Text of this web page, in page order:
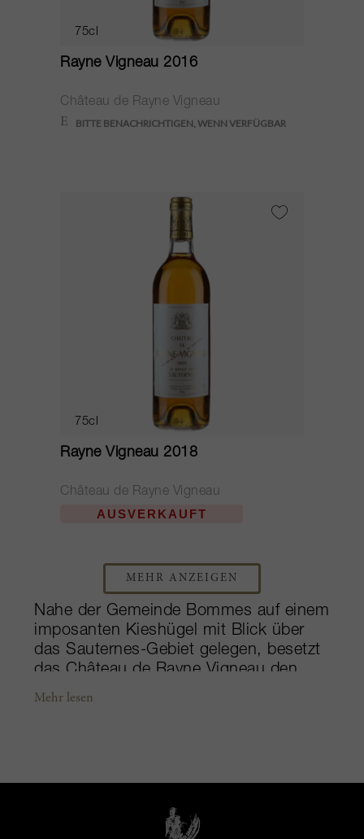
75cl
Rayne Vigneau 2016
Château de Rayne Vigneau
75cl
Rayne Vigneau 2018
Château de Rayne Vigneau
AUSVERKAUFT
MEHR ANZEIGEN
Nahe der Gemeinde Bommes auf einem
imposanten Kieshügel mit Blick über
das Sauternes-Gebiet gelegen, besetzt
das Château de Rayne Vigneau den
dritthöchsten Punkt dieser Region. Seit
sehen. Am berühmtesten dürfte die
Familie Pontac sein, die den Besitz
1834 erwarb und deren Name
Mehr lesen